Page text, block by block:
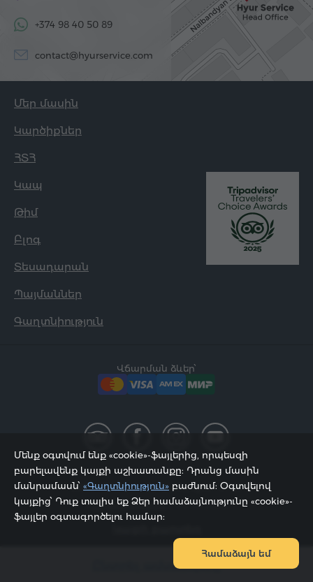
Ընտրել ամսաթվերը
+374 98 40 50 89
contact@hyurservice.com
Մեր մասին
Կարծիքներ
ՀՏՀ
Կապ
Թիմ
Բլոգ
Տեսադարան
Պայմաններ
Գաղտնիություն
Վճարման ձևեր՝
2002 - 2026, © «Հյուր Սերվիս» ՍՊԸ;
Էջը թարմացվել է 08.08.2026
Մենք օգտվում ենք «cookie»-ֆայլերից, որպեսզի
բարելավենք կայքի աշխատանքը: Դրանց մասին
մանրամասն՝ «Գաղտնիություն» բաժնում: Օգտվելով
կայքից՝ Դուք տալիս եք Ձեր համաձայնությունը «cookie»-
ֆայլեր օգտագործելու համար:
Համաձայն եմ